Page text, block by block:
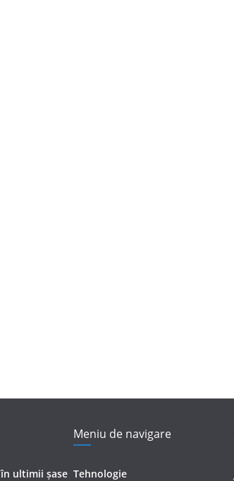
ultimii șase
Meniu de navigare
Tehnologie